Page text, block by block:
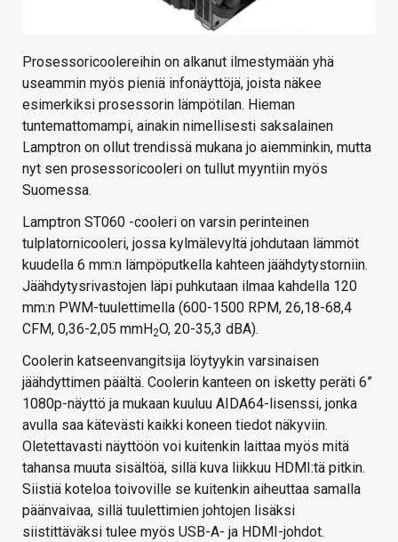
Prosessoricoolereihin on alkanut ilmestymään yhä
useammin myös pieniä infonäyttöjä, joista näkee
esimerkiksi prosessorin lämpötilan. Hieman
tuntemattomampi, ainakin nimellisesti saksalainen
Lamptron on ollut trendissä mukana jo aiemminkin, mutta
nyt sen prosessoricooleri on tullut myyntiin myös
Suomessa.
Lamptron ST060 -cooleri on varsin perinteinen
tulplatornicooleri, jossa kylmälevyltä johdutaan lämmöt
kuudella 6 mm:n lämpöputkella kahteen jäähdytystorniin.
Jäähdytysrivastojen läpi puhkutaan ilmaa kahdella 120
mm:n PWM-tuulettimella (600-1500 RPM, 26,18-68,4
CFM, 0,36-2,05 mmH2O, 20-35,3 dBA).
Coolerin katseenvangitsija löytyykin varsinaisen
jäähdyttimen päältä. Coolerin kanteen on isketty peräti 6”
1080p-näyttö ja mukaan kuuluu AIDA64-lisenssi, jonka
avulla saa kätevästi kaikki koneen tiedot näkyviin.
Oletettavasti näyttöön voi kuitenkin laittaa myös mitä
tahansa muuta sisältöä, sillä kuva liikkuu HDMI:tä pitkin.
Siistiä koteloa toivoville se kuitenkin aiheuttaa samalla
päänvaivaa, sillä tuulettimien johtojen lisäksi
siistittäväksi tulee myös USB-A- ja HDMI-johdot.